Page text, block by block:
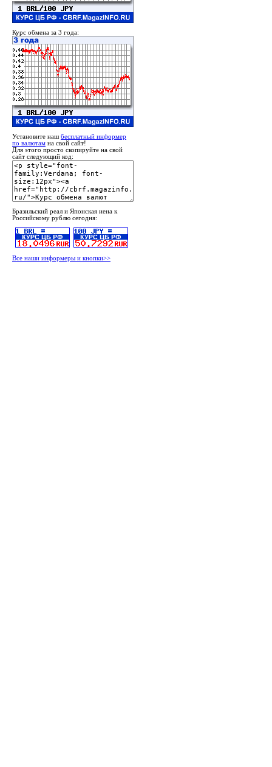
Курс обмена за 3 года:
Установите наш бесплатный информер
по валютам на свой сайт!
Для этого просто скопируйте на свой
сайт следующий код:
Бразильский реал и Японская иена к
Российскому рублю сегодня:
Все наши информеры и кнопки>>